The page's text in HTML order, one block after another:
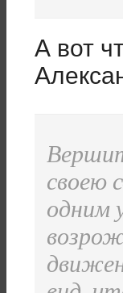
А вот
своею
одним